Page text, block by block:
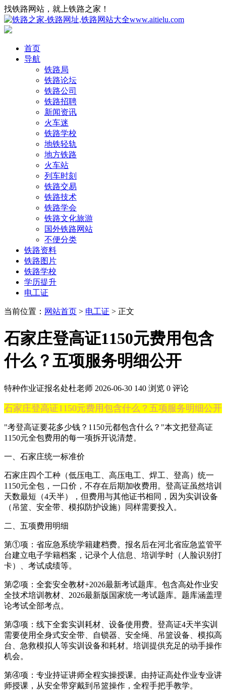
找铁路网站，就上铁路之家！
首页
导航
铁路局
铁路论坛
铁路公司
铁路招聘
新闻资讯
火车迷
铁路学校
地铁轻轨
地方铁路
火车站
列车时刻
铁路交易
铁路技术
铁路学会
铁路文化旅游
国外铁路网站
不便分类
铁路资料
铁路图片
铁路学校
学历提升
电工证
当前位置： 网站首页 > 电工证 > 正文
石家庄登高证1150元费用包含
什么？五项服务明细公开
特种作业证报名处杜老师 2026-06-30 140 浏览 0 评论
石家庄登高证1150元费用包含什么？五项服务明细公开
"考登高证要花多少钱？1150元都包含什么？"本文把登高证
1150元全包费用的每一项拆开说清楚。
一、石家庄统一标准价
石家庄四个工种（低压电工、高压电工、焊工、登高）统一
1150元全包，一口价，不存在后期加收费用。登高证虽然培训
天数最短（4天半），但费用与其他证书相同，因为实训设备
（吊篮、安全带、模拟防护设施）同样需要投入。
二、五项费用明细
第①项：省应急系统学籍建档费。报名后在河北省应急监管平
台建立电子学籍档案，记录个人信息、培训学时（人脸识别打
卡）、考试成绩等。
第②项：全套安全教材+2026最新考试题库。包含高处作业安
全技术培训教材、2026最新版国家统一考试题库。题库涵盖理
论考试全部考点。
第③项：线下全套实训耗材、设备使用费。登高证4天半实训
需要使用全身式安全带、自锁器、安全绳、吊篮设备、模拟高
台、急救模拟人等实训设备和耗材。培训提供充足的动手操作
机会。
第④项：专业持证讲师全程实操授课。由持证高处作业专业讲
师授课，从安全带穿戴到吊篮操作，全程手把手教学。